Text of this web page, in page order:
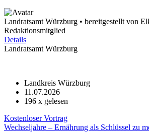
Landratsamt Würzburg • bereitgestellt von
Redaktionsmitglied
Details
Landratsamt Würzburg
Landkreis Würzburg
11.07.2026
196 x gelesen
Kostenloser Vortrag
Wechseljahre – Ernährung als Schlüssel zu